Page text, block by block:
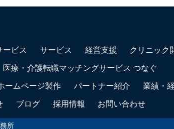
ービス サービス 経営支援 クリニック
医療・介護転職マッチングサービス つなぐ
ームページ製作 パートナー紹介 業績・
ブログ 採用情報 お問い合わせ
所